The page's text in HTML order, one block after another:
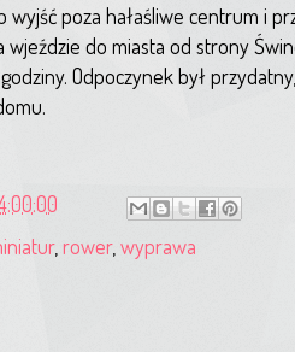
wyjść poza hałaśliwe centrum i
do miasta od strony
Odpoczynek był
, rower, wyprawa